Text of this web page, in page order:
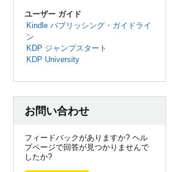
ユーザー ガイド
Kindle パブリッシング・ガイドライ
ン
KDP ジャンプスタート
KDP University
お問い合わせ
フィードバックがありますか? ヘル
プページで回答が見つかりませんで
したか?